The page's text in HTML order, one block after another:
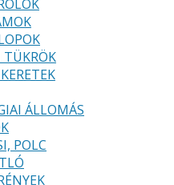
TÜKRÖK
ÁLLOMÁS
POLC